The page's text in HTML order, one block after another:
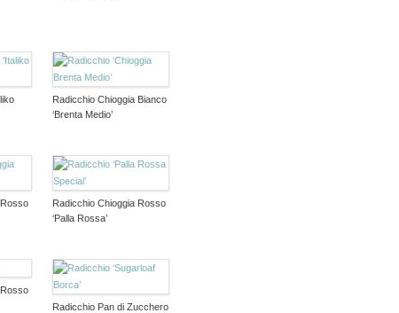
Radicchio Chioggia Bianco
‘Brenta Medio’
Radicchio Chioggia Rosso
‘Palla Rossa’
Radicchio Pan di Zucchero